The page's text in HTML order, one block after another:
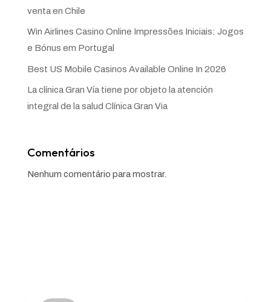
venta en Chile
Win Airlines Casino Online Impressões Iniciais: Jogos
e Bónus em Portugal
Best US Mobile Casinos Available Online In 2026
La clínica Gran Vía tiene por objeto la atención
integral de la salud Clínica Gran Via
Comentários
Nenhum comentário para mostrar.